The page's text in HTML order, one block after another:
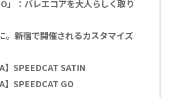
」：バレエコアを大人らしく取り
。新宿で開催されるカスタマイズ
SPEEDCAT SATIN
SPEEDCAT GO